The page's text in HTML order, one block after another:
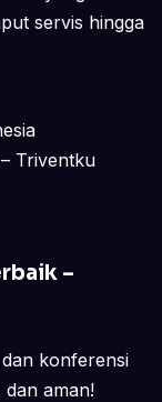
servis hingga
–
konferensi
aman!